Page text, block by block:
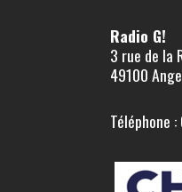
Radio G!
3 rue de la
49100
Téléphone